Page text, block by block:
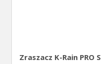
Zraszacz K-Rain PRO